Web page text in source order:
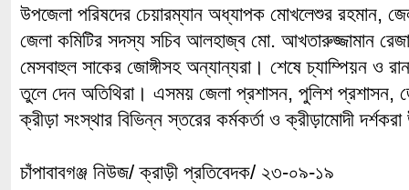
উপজেলা পরিষদের চেয়ারম্যান অধ্যাপক মোখলেশুর রহমান,
জেলা কমিটির সদস্য সচিব আলহাজ্ব মো. আখতারুজ্জামান
মেসবাহুল সাকের জোঙ্গীসহ অন্যান্যরা। শেষে চ্যাম্পিয়ন ও
তুলে দেন অতিথিরা। এসময় জেলা প্রশাসন, পুলিশ প্রশাসন,
ক্রীড়া সংস্থার বিভিন্ন স্তরের কর্মকর্তা ও ক্রীড়ামোদী
চাঁপাবাবগঞ্জ নিউজ/ ক্রাড়ী প্রতিবেদক/ ২৩-০৯-১৯